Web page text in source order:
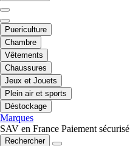
Puericulture
Chambre
Vêtements
Chaussures
Jeux et Jouets
Plein air et sports
Déstockage
Marques
SAV en France Paiement sécurisé
Rechercher